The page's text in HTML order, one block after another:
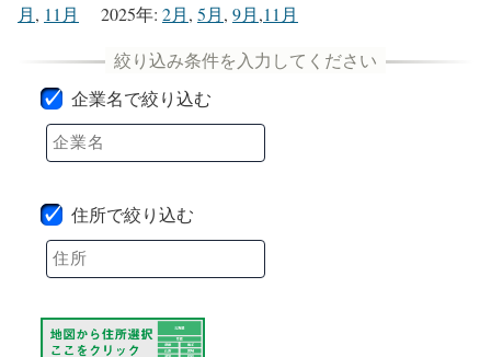
月, 11月 2025年: 2月, 5月, 9月,11月
企業名で絞り込む
住所で絞り込む